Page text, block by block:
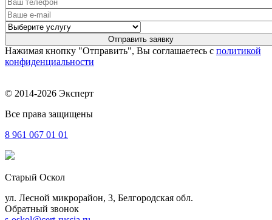
Нажимая кнопку "Отправить", Вы соглашаетесь с политикой
конфиденциальности
© 2014-2026 Эксперт
Все права защищены
8 961 067 01 01
Старый Оскол
ул. Лесной микрорайон, 3, Белгородская обл.
Обратный звонок